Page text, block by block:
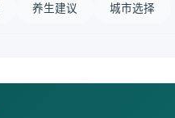
养生建议 城市选择